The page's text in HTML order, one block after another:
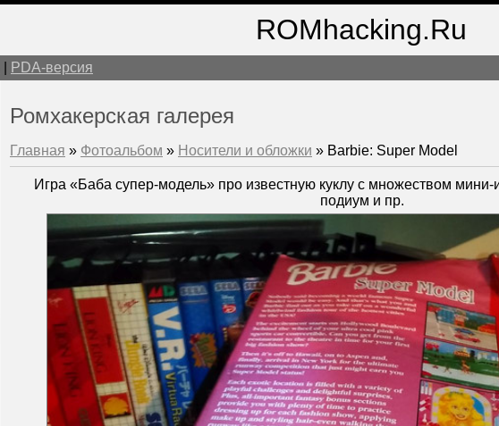
ROMhacking.Ru
PDA-версия
Ромхакерская галерея
Главная » Фотоальбом » Носители и обложки » Barbie: Super Model
Игра «Баба супер-модель» про известную куклу с множеством мини-
подиум и пр.